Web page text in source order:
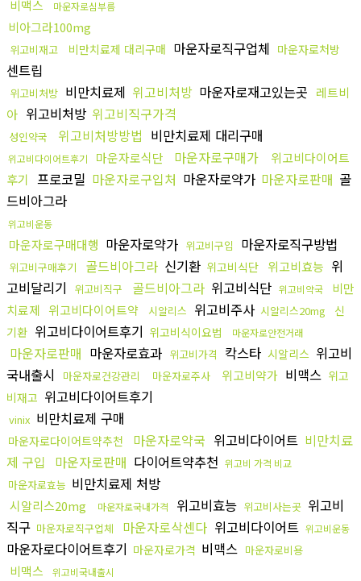
비맥스 마운자로심부름
비아그라100mg
위고비재고 비만치료제 대리구매 마운자로직구업체 마운자로처방
센트립
위고비처방 비만치료제 위고비처방 마운자로재고있는곳 레트비
아 위고비처방 위고비직구가격
성인약국 위고비처방방법 비만치료제 대리구매
위고비다이어트후기 마운자로식단 마운자로구매가
위고비다이어트
후기 프로코밀 마운자로구입처 마운자로약가 마운자로판매 골
드비아그라
위고비운동
마운자로구매대행 마운자로약가 위고비구입 마운자로직구방법
위고비구매후기 골드비아그라 신기환 위고비식단 위고비효능 위
고비달리기
위고비직구 골드비아그라 위고비식단 위고비약국
비만
치료제 위고비다이어트약 시알리스 위고비주사 시알리스20mg
신
기환 위고비다이어트후기 위고비식이요법 마운자로안전거래
마운자로판매 마운자로효과 위고비가격 칵스타 시알리스 위고비
국내출시
마운자로건강관리 마운자로주사 위고비약가 비맥스 위고
비재고 위고비다이어트후기
vinix 비만치료제 구매
마운자로다이어트약추천 마운자로약국 위고비다이어트 비만치료
제 구입 마운자로판매 다이어트약추천 위고비 가격 비교
마운자로효능 비만치료제 처방
시알리스20mg 마운자로국내가격 위고비효능 위고비사는곳 위고비
직구 마운자로직구업체 마운자로삭센다 위고비다이어트 위고비운동
마운자로다이어트후기 마운자로가격 비맥스 마운자로비용
비맥스 위고비국내출시